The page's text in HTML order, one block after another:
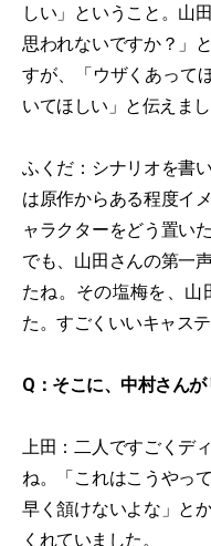
しい」ということ。山
思われないですか？」
すが、「ウザくあって
いてほしい」と伝えまし
ふくだ：シナリオを書
は原作からある程度イ
ャラクターをどう置い
でも、山田さんの第一
たね。その塩梅を、山
た。すごくいいキャス
Q：そこに、中村さん
上田：二人ですごくデ
ね。「これはこうやっ
早く頷けないよな」と
くれていました。